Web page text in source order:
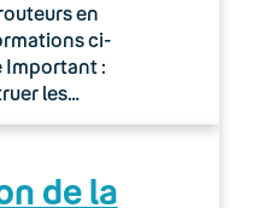
en
ci-
Important :
les…
de la